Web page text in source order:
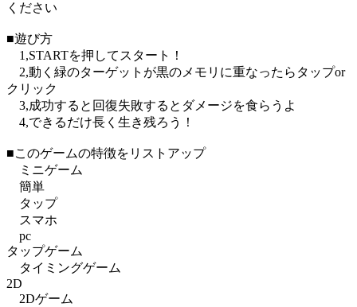
ください
■遊び方
1,STARTを押してスタート！
2,動く緑のターゲットが黒のメモリに重なったらタップor
クリック
3,成功すると回復失敗するとダメージを食らうよ
4,できるだけ長く生き残ろう！
■このゲームの特徴をリストアップ
ミニゲーム
簡単
タップ
スマホ
pc
タップゲーム
タイミングゲーム
2D
2Dゲーム